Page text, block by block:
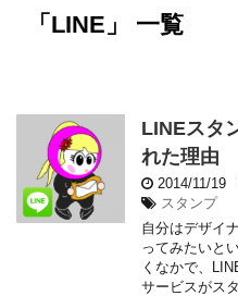
「LINE」 一覧
LINEスタ
れた理由
2014/11/19
スタンプ
自分はデザイ
ってみたいと
くなかで、
サービスがス